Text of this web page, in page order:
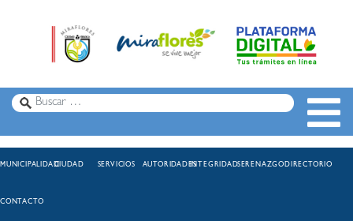
MUNICIPALIDADCIUDAD SERVICIOS AUTORIDADESINTEGRIDADSERENAZGODIRECTORIO
CONTACTO